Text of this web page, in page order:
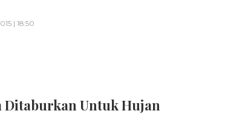
| 18:50
Ditaburkan Untuk Hujan